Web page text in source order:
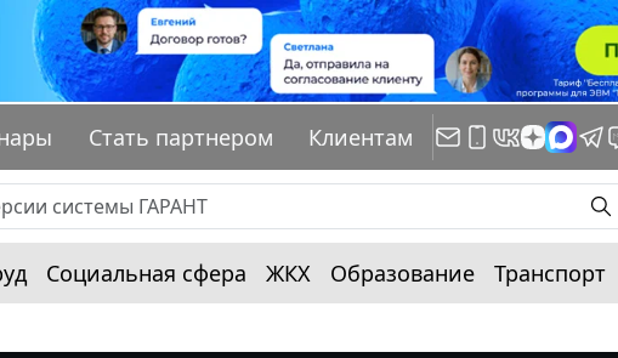
Стать партнером Клиентам
Социальная сфера ЖКХ Образование Транспорт